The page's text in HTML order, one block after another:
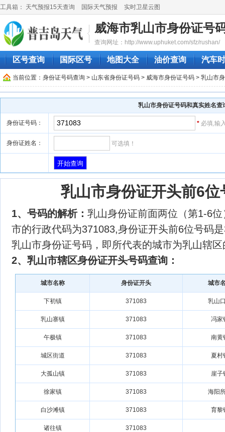
工具箱： 天气预报15天查询 国际天气预报 实时卫星云图
威海市乳山市身份证号
查询网址：http://www.uphuket.com/sfz/rushan/
区号查询 国际区号 地图大全 油价查询 汽车
当前位置： 身份证号码查询 > 山东省身份证号码 > 威海市身份证号码 > 乳山市
乳山市身份证号码和真实姓名查
身份证号码： * 必填,输
身份证姓名： 可选填！
乳山市身份证开头前6
1、号码的解析： 乳山身份证前面两位（第1-6
市的行政代码为371083,身份证开头前6位号码
乳山市身份证号码，即所代表的城市为乳山辖
2、乳山市辖区身份证开头号码查询：
城市名称 身份证开头 城市
下初镇 371083 乳山
乳山寨镇 371083 冯家
午极镇 371083 南黄
城区街道 371083 夏村
大孤山镇 371083 崖子
徐家镇 371083 海阳
白沙滩镇 371083 育黎
诸往镇 371083